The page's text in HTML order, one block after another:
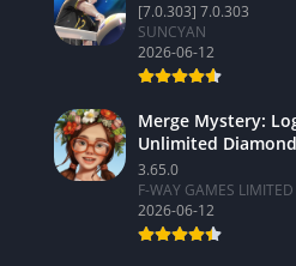
[7.0.303] 7.0.303
SUNCYAN
2026-06-12
Merge Mystery:
Unlimited
3.65.0
F-WAY GAMES LIMITED
2026-06-12